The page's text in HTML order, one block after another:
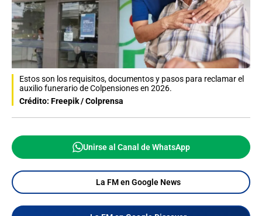
Estos son los requisitos, documentos y pasos para reclamar el
auxilio funerario de Colpensiones en 2026.
Crédito: Freepik / Colprensa
Unirse al Canal de WhatsApp
La FM en Google News